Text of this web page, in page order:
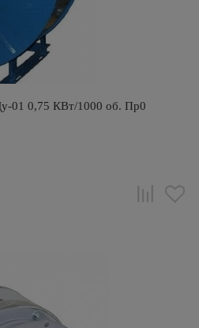
01 0,75 КВт/1000 об. Пр0